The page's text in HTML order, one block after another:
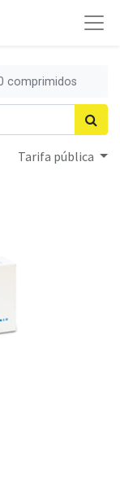
comprimidos
Tarifa pública